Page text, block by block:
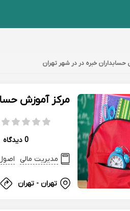
حسابداران خبره در در شهر تهران
مرکز آموزش
0 دیدگاه
مدیریت مالی
تهران - تهران